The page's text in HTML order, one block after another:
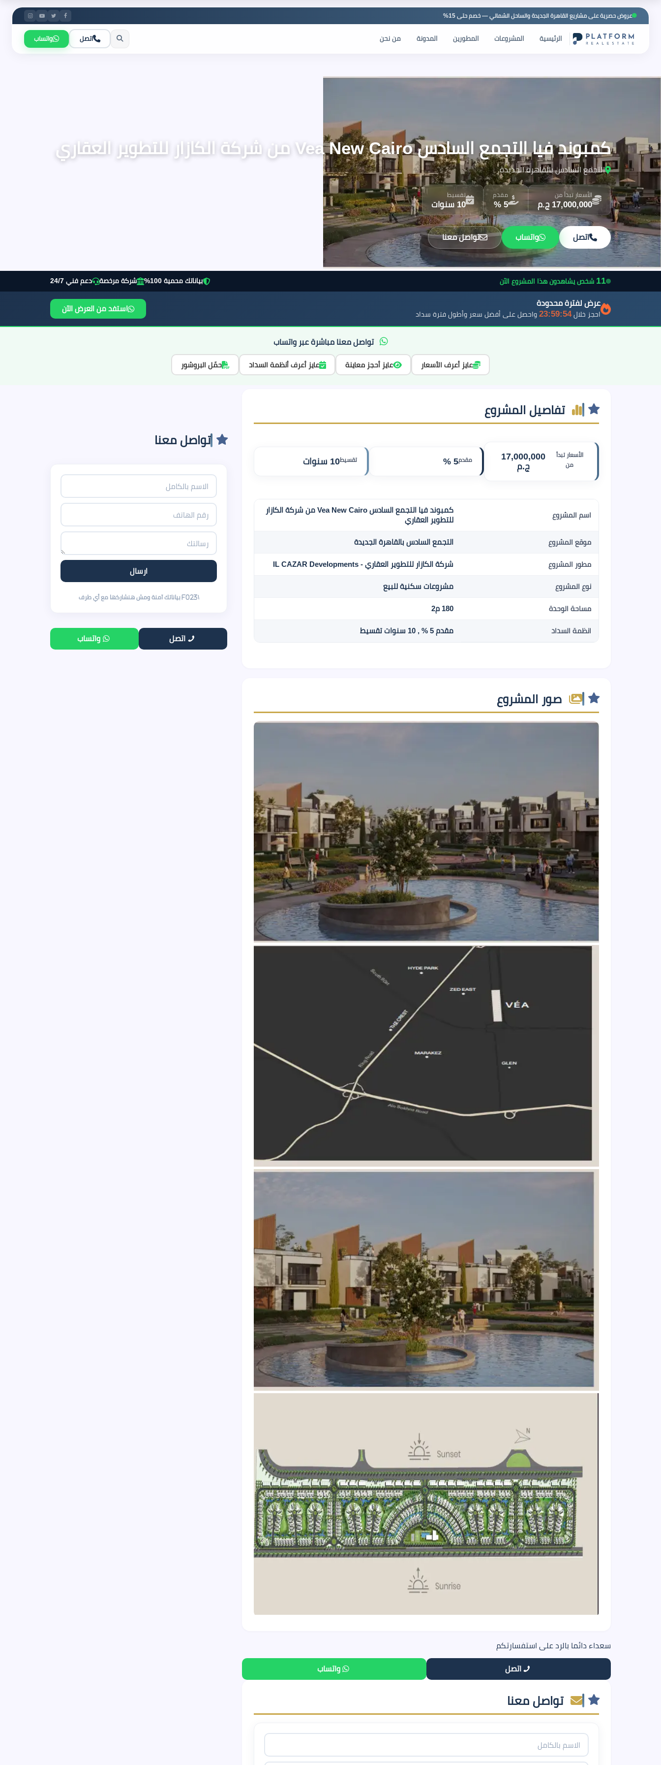
عروض حصرية على مشاريع القاهرة الجديدة والساحل الشمالي — خصم حتى 15%
الرئيسية المشروعات المطورين المدونة من نحن اتصل واتساب
كمبوند فيا التجمع السادس Vea New Cairo من شركة الكازار للتطوير العقاري
التجمع السادس بالقاهرة الجديدة
الأسعار تبدأ من
17,000,000 ج.م
مقدم
5 %
تقسيط
10 سنوات
اتصل واتساب تواصل معنا
11 شخص يشاهدون هذا المشروع الآن بياناتك محمية 100% شركة مرخصة دعم فني 24/7
عرض لفترة محدودة
احجز خلال23:59:52 واحصل على أفضل سعر وأطول فترة سداد
استفد من العرض الآن
تواصل معنا مباشرة عبر واتساب
عايز أعرف الأسعار عايز أحجز معاينة عايز أعرف أنظمة السداد حمّل البروشور
تفاصيل المشروع
الأسعار تبدأ
من
17,000,000
ج.م
مقدم5 % تقسيط10 سنوات
اسم المشروع
كمبوند فيا التجمع السادس Vea New Cairo من شركة الكازار
للتطوير العقاري
موقع المشروع التجمع السادس بالقاهرة الجديدة
مطور المشروع شركة الكازار للتطوير العقاري - IL CAZAR Developments
نوع المشروع مشروعات سكنية للبيع
مساحة الوحدة 180 م2
انظمة السداد مقدم 5 % , 10 سنوات تقسيط
صور المشروع
سعداء دائما بالرد على استفسارتكم
اتصل واتساب
تواصل معنا
تواصل معنا
اتصل واتساب